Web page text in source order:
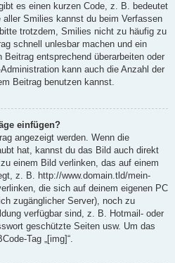
es einen kurzen Code, z. B. bedeutet
Smilies kannst du beim Verfassen
trotzdem, Smilies nicht zu häufig zu
schnell unlesbar machen und ein
Beitrag entsprechend überarbeiten oder
kann auch die Anzahl der
Beitrag benutzen kannst.
einfügen?
angezeigt werden. Wenn die
hat, kannst du das Bild auch direkt
einem Bild verlinken, das auf einem
z. B. http://www.domain.tld/mein-
die sich auf deinem eigenen PC
zugänglicher Server), noch zu
verfügbar sind, z. B. Hotmail- oder
geschützte Seiten usw. Um das
Tag „[img]“.